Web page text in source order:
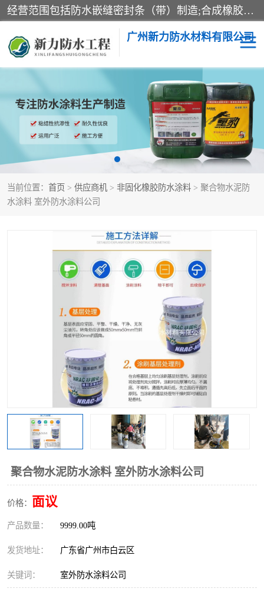
经营范围包括防水嵌缝密封条（带）制造;合成橡胶制造（监控化学品、危险化学品除外）;沥青混合物制造;防水胶粘带制造;其他合成材料制造（监控化学品、危险化学品除外）;涂料制造（监控化学品、危险化学品除外）;建筑结构防水补漏;防水建筑材料制造;粘合剂制造（监控化学品、危险化学品除外）;涂料零售;广州新力防水材料有限公司具有1处分支机构。
广州新力防水材料有限公司
当前位置： 首页 > 供应商机 > 非固化橡胶防水涂料 > 聚合物水泥防
水涂料 室外防水涂料公司
聚合物水泥防水涂料 室外防水涂料公司
价格： 面议
产品数量： 9999.00吨
发货地址： 广东省广州市白云区
关键词： 室外防水涂料公司
黑豹防水胶 建筑108胶水
乳化沥青防水涂料 自粘卷材
非固化橡胶防水涂料